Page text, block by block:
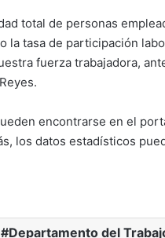
total de personas
la tasa de participación
fuerza trabajadora,
encontrarse en el
los datos estadísticos
Departamento del